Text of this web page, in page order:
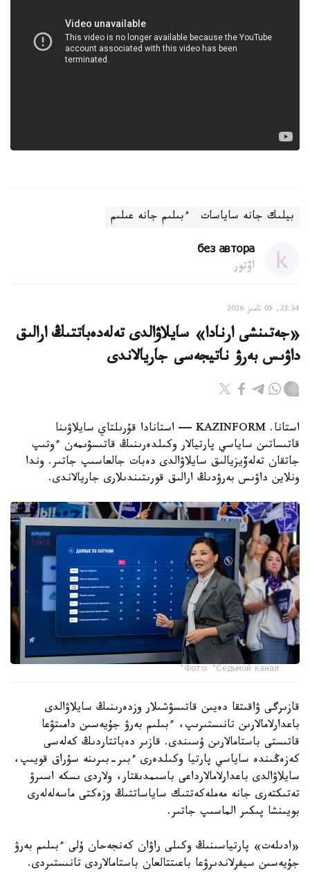
بيلىك جانە ساياسات ءبىلىم جانە عىلىم
без автора
اۆتور
23:34, 05 تامىز 2026
«جەتىنشى ارنادا» سايلاۋالدى تەلەدەباتتىڭ ارالىق
داۋىس بەرۋ ناتيجەسى جاريالاندى
استانا. KAZINFORM — استانادا قۇرىلتاي سايلاۋىنا
قاتىساتىن ساياسي پارتيالار وكىلدەرىنىڭ قاتىسۋىمەن ءوتىپ
جاتقان تەلەۆيزيالىق سايلاۋالدى دەبات جالعاسىپ جاتىر. وندا
ونلاين داۋىس بەرۋدىڭ ارالىق قورىتىندىلارى جاريالاندى.
Фото: "Седьмой канал"
قازىرگى ۋاقىتقا دەيىن قاتىسۋشىلار وزدەرىنىڭ سايلاۋالدى
باعدارلامالارىن تانىستىرىپ، ءبىلىم بەرۋ جۇيەسىن دامىتۋعا
قاتىستى باستامالارىن ۇسىندى. قازىر دەباتتاردىڭ كەلەسى
كەزەڭىندە ساياسي پارتيا وكىلدەرى ءبىر-بىرىنە سۇراق قويىپ،
سايلاۋالدى باعدارلامالارداعى باسىمدىقتار، ولاردى ىسكە اسىرۋ
تەتىكتەرى جانە مەملەكەتتىك ساياساتتىڭ وزەكتى ماسەلەلەرى
بويىنشا پىكىر الماسىپ جاتىر.
«ادىلەت» پارتياسىنىڭ وكىلى راۋان كەنجەحان ۇلى ءبىلىم بەرۋ
جۇيەسىن سيفرلاندىرۋعا باعىتتالعان باستامالاردى تانىستىردى.